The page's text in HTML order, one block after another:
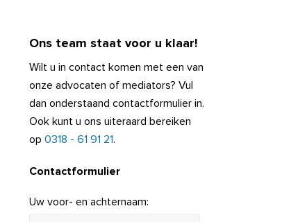
Ons team staat voor u klaar!
Wilt u in contact komen met een van
onze advocaten of mediators? Vul
dan onderstaand contactformulier in.
Ook kunt u ons uiteraard bereiken
op 0318 - 61 91 21.
Contactformulier
Uw voor- en achternaam: